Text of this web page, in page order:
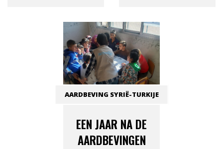
EEN JAAR NA DE
AARDBEVINGEN
AARDBEVING SYRIË-TURKIJE